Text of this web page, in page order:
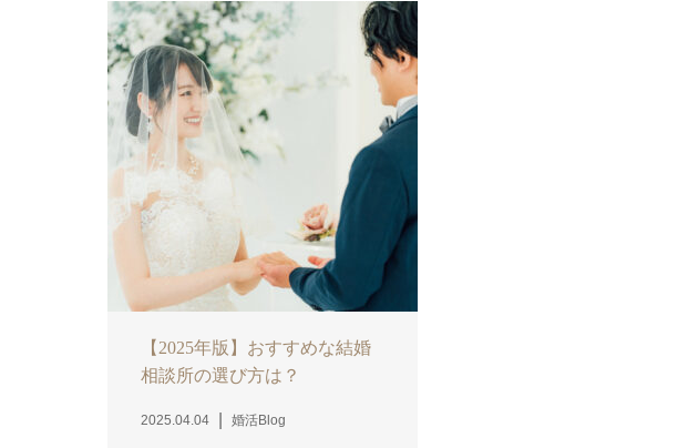
【2025年版】おすすめな結婚
相談所の選び方は？
2025.04.04 婚活Blog